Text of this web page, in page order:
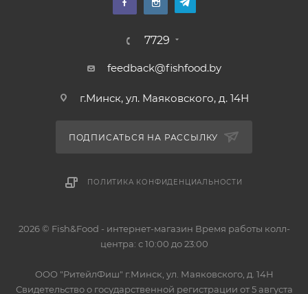
7729
feedback@fishfood.by
г.Минск, ул. Маяковского, д. 14Н
ПОДПИСАТЬСЯ НА РАССЫЛКУ
ПОЛИТИКА КОНФИДЕНЦИАЛЬНОСТИ
2026 © Fish&Food - интернет-магазин Время работы колл-
центра: с 10:00 до 23:00
OOO "РитейлФиш" г.Минск, ул. Маяковского, д. 14Н
Свидетельство о государственной регистрации от 5 августа